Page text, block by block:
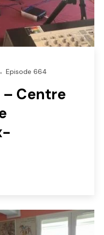
Episode 664
– Centre